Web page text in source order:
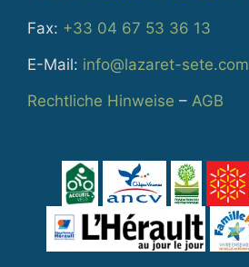
Fax: +33 04 67 53 36 13
E-Mail: info@lazaret-sete.com
Rechtliche Hinweise – AGB